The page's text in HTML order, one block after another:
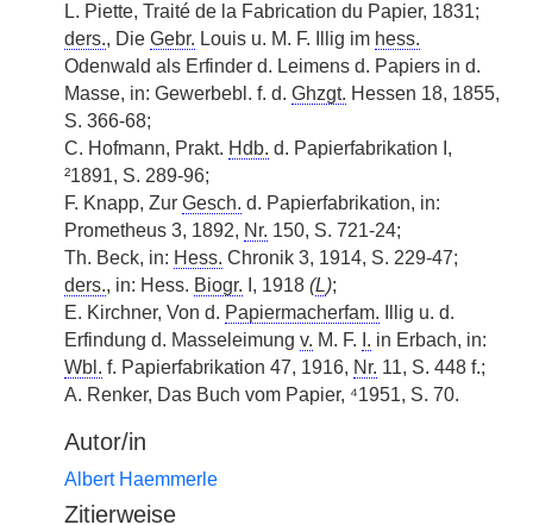
L. Piette, Traité de la Fabrication du Papier, 1831;
ders., Die Gebr. Louis u. M. F. Illig im hess.
Odenwald als Erfinder d. Leimens d. Papiers in d.
Masse, in: Gewerbebl. f. d. Ghzgt. Hessen 18, 1855,
S. 366-68;
C. Hofmann, Prakt. Hdb. d. Papierfabrikation I,
²1891, S. 289-96;
F. Knapp, Zur Gesch. d. Papierfabrikation, in:
Prometheus 3, 1892, Nr. 150, S. 721-24;
Th. Beck, in: Hess. Chronik 3, 1914, S. 229-47;
ders., in: Hess. Biogr. I, 1918 (L);
E. Kirchner, Von d. Papiermacherfam. Illig u. d.
Erfindung d. Masseleimung v. M. F. I. in Erbach, in:
Wbl. f. Papierfabrikation 47, 1916, Nr. 11, S. 448 f.;
A. Renker, Das Buch vom Papier, ⁴1951, S. 70.
Autor/in
Albert Haemmerle
Zitierweise